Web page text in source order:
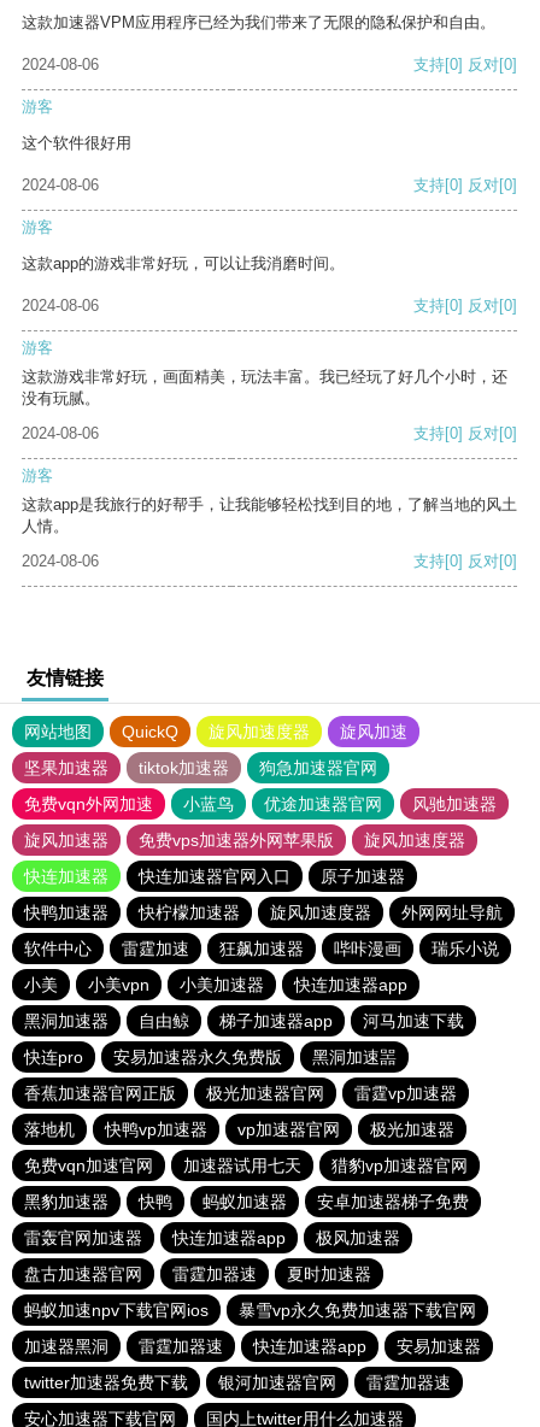
这款加速器VPM应用程序已经为我们带来了无限的隐私保护和自由。
2024-08-06 支持[0] 反对[0]
游客
这个软件很好用
2024-08-06 支持[0] 反对[0]
游客
这款app的游戏非常好玩，可以让我消磨时间。
2024-08-06 支持[0] 反对[0]
游客
这款游戏非常好玩，画面精美，玩法丰富。我已经玩了好几个小时，还
没有玩腻。
2024-08-06
支持[0] 反对[0]
游客
这款app是我旅行的好帮手，让我能够轻松找到目的地，了解当地的风土
人情。
2024-08-06
支持[0] 反对[0]
友情链接
网站地图 QuickQ 旋风加速度器
旋风加速
坚果加速器
tiktok加速器
狗急加速器官网
免费vqn外网加速
小蓝鸟 优途加速器官网
风驰加速器
旋风加速器
免费vps加速器外网苹果版
旋风加速度器
快连加速器
快连加速器官网入口
原子加速器
快鸭加速器
快柠檬加速器 旋风加速度器
外网网址导航
软件中心
雷霆加速 狂飙加速器 哔咔漫画
瑞乐小说
小美
小美vpn 小美加速器
快连加速器app
黑洞加速器
自由鲸 梯子加速器app
河马加速下载
快连pro
安易加速器永久免费版
黑洞加速噐
香蕉加速器官网正版
极光加速器官网
雷霆vp加速器
落地机
快鸭vp加速器 vp加速器官网
极光加速器
免费vqn加速官网
加速器试用七天
猎豹vp加速器官网
黑豹加速器
快鸭 蚂蚁加速器
安卓加速器梯子免费
雷轰官网加速器
快连加速器app
极风加速器
盘古加速器官网
雷霆加器速
夏时加速器
蚂蚁加速npv下载官网ios
暴雪vp永久免费加速器下载官网
加速器黑洞
雷霆加器速 快连加速器app
安易加速器
twitter加速器免费下载
银河加速器官网
雷霆加器速
安心加速器下载官网
国内上twitter用什么加速器